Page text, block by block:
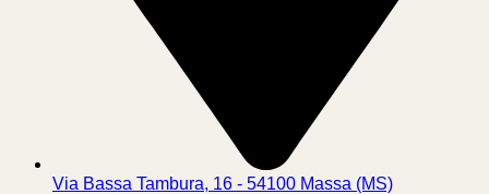
Via Bassa Tambura, 16 - 54100 Massa (MS)